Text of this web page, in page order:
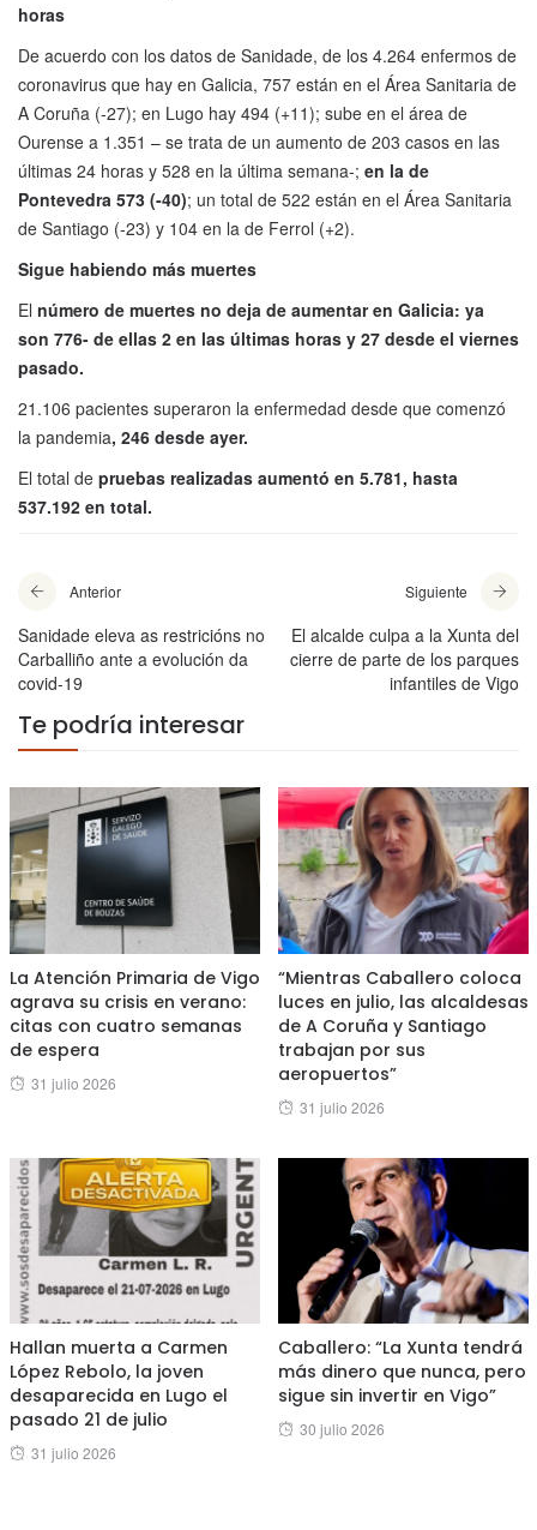
horas
De acuerdo con los datos de Sanidade, de los 4.264 enfermos de
coronavirus que hay en Galicia, 757 están en el Área Sanitaria de
A Coruña (-27); en Lugo hay 494 (+11); sube en el área de
Ourense a 1.351 – se trata de un aumento de 203 casos en las
últimas 24 horas y 528 en la última semana-; en la de
Pontevedra 573 (-40); un total de 522 están en el Área Sanitaria
de Santiago (-23) y 104 en la de Ferrol (+2).
Sigue habiendo más muertes
El número de muertes no deja de aumentar en Galicia: ya
son 776- de ellas 2 en las últimas horas y 27 desde el viernes
pasado.
21.106 pacientes superaron la enfermedad desde que comenzó
la pandemia, 246 desde ayer.
El total de pruebas realizadas aumentó en 5.781, hasta
537.192 en total.
Anterior
Sanidade eleva as restricións no
Carballiño ante a evolución da
covid-19
Siguiente
El alcalde culpa a la Xunta del
cierre de parte de los parques
infantiles de Vigo
Te podría interesar
La Atención Primaria de Vigo
agrava su crisis en verano:
citas con cuatro semanas
de espera
Posted
31 julio 2026
“Mientras Caballero coloca
luces en julio, las alcaldesas
de A Coruña y Santiago
trabajan por sus
aeropuertos”
Posted
31 julio 2026
Hallan muerta a Carmen
López Rebolo, la joven
desaparecida en Lugo el
pasado 21 de julio
Posted
31 julio 2026
Caballero: “La Xunta tendrá
más dinero que nunca, pero
sigue sin invertir en Vigo”
Posted
30 julio 2026